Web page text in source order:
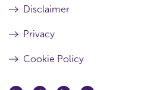
Disclaimer
Privacy
Cookie Policy